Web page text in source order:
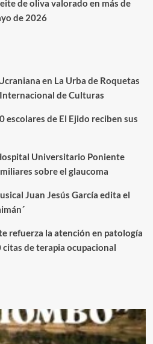
de oliva valorado en más de
de 2026
en La Urba de Roquetas
de Culturas
escolares de El Ejido reciben sus
Universitario Poniente
sobre el glaucoma
Juan Jesús García edita el
refuerza la atención en patología
de terapia ocupacional